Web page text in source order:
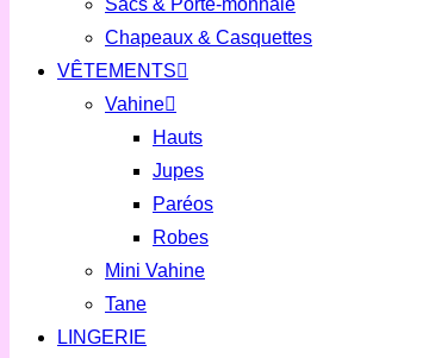
Sacs & Porte-monnaie
Chapeaux & Casquettes
VÊTEMENTS
Vahine
Hauts
Jupes
Paréos
Robes
Mini Vahine
Tane
LINGERIE